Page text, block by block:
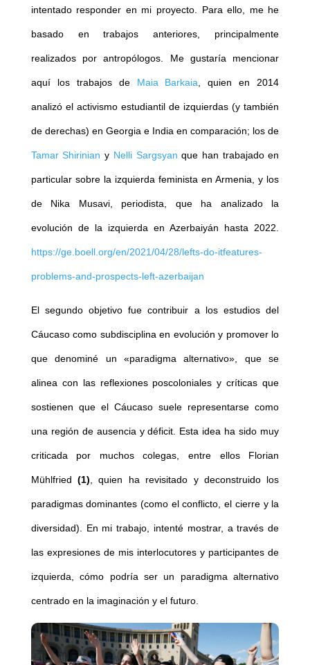
intentado responder en mi proyecto. Para ello, me he
basado en trabajos anteriores, principalmente
realizados por antropólogos. Me gustaría mencionar
aquí los trabajos de Maia Barkaia, quien en 2014
analizó el activismo estudiantil de izquierdas (y también
de derechas) en Georgia e India en comparación; los de
Tamar Shirinian y Nelli Sargsyan que han trabajado en
particular sobre la izquierda feminista en Armenia, y los
de Nika Musavi, periodista, que ha analizado la
evolución de la izquierda en Azerbaiyán hasta 2022.
https://ge.boell.org/en/2021/04/28/lefts-do-itfeatures-
problems-and-prospects-left-azerbaijan
El segundo objetivo fue contribuir a los estudios del
Cáucaso como subdisciplina en evolución y promover lo
que denominé un «paradigma alternativo», que se
alinea con las reflexiones poscoloniales y críticas que
sostienen que el Cáucaso suele representarse como
una región de ausencia y déficit. Esta idea ha sido muy
criticada por muchos colegas, entre ellos Florian
Mühlfried(1), quien ha revisitado y deconstruido los
paradigmas dominantes (como el conflicto, el cierre y la
diversidad). En mi trabajo, intenté mostrar, a través de
las expresiones de mis interlocutores y participantes de
izquierda, cómo podría ser un paradigma alternativo
centrado en la imaginación y el futuro.